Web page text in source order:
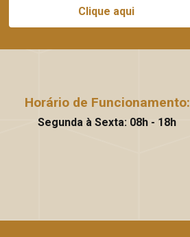
Clique aqui
Horário de Funcionamento:
Segunda à Sexta: 08h - 18h